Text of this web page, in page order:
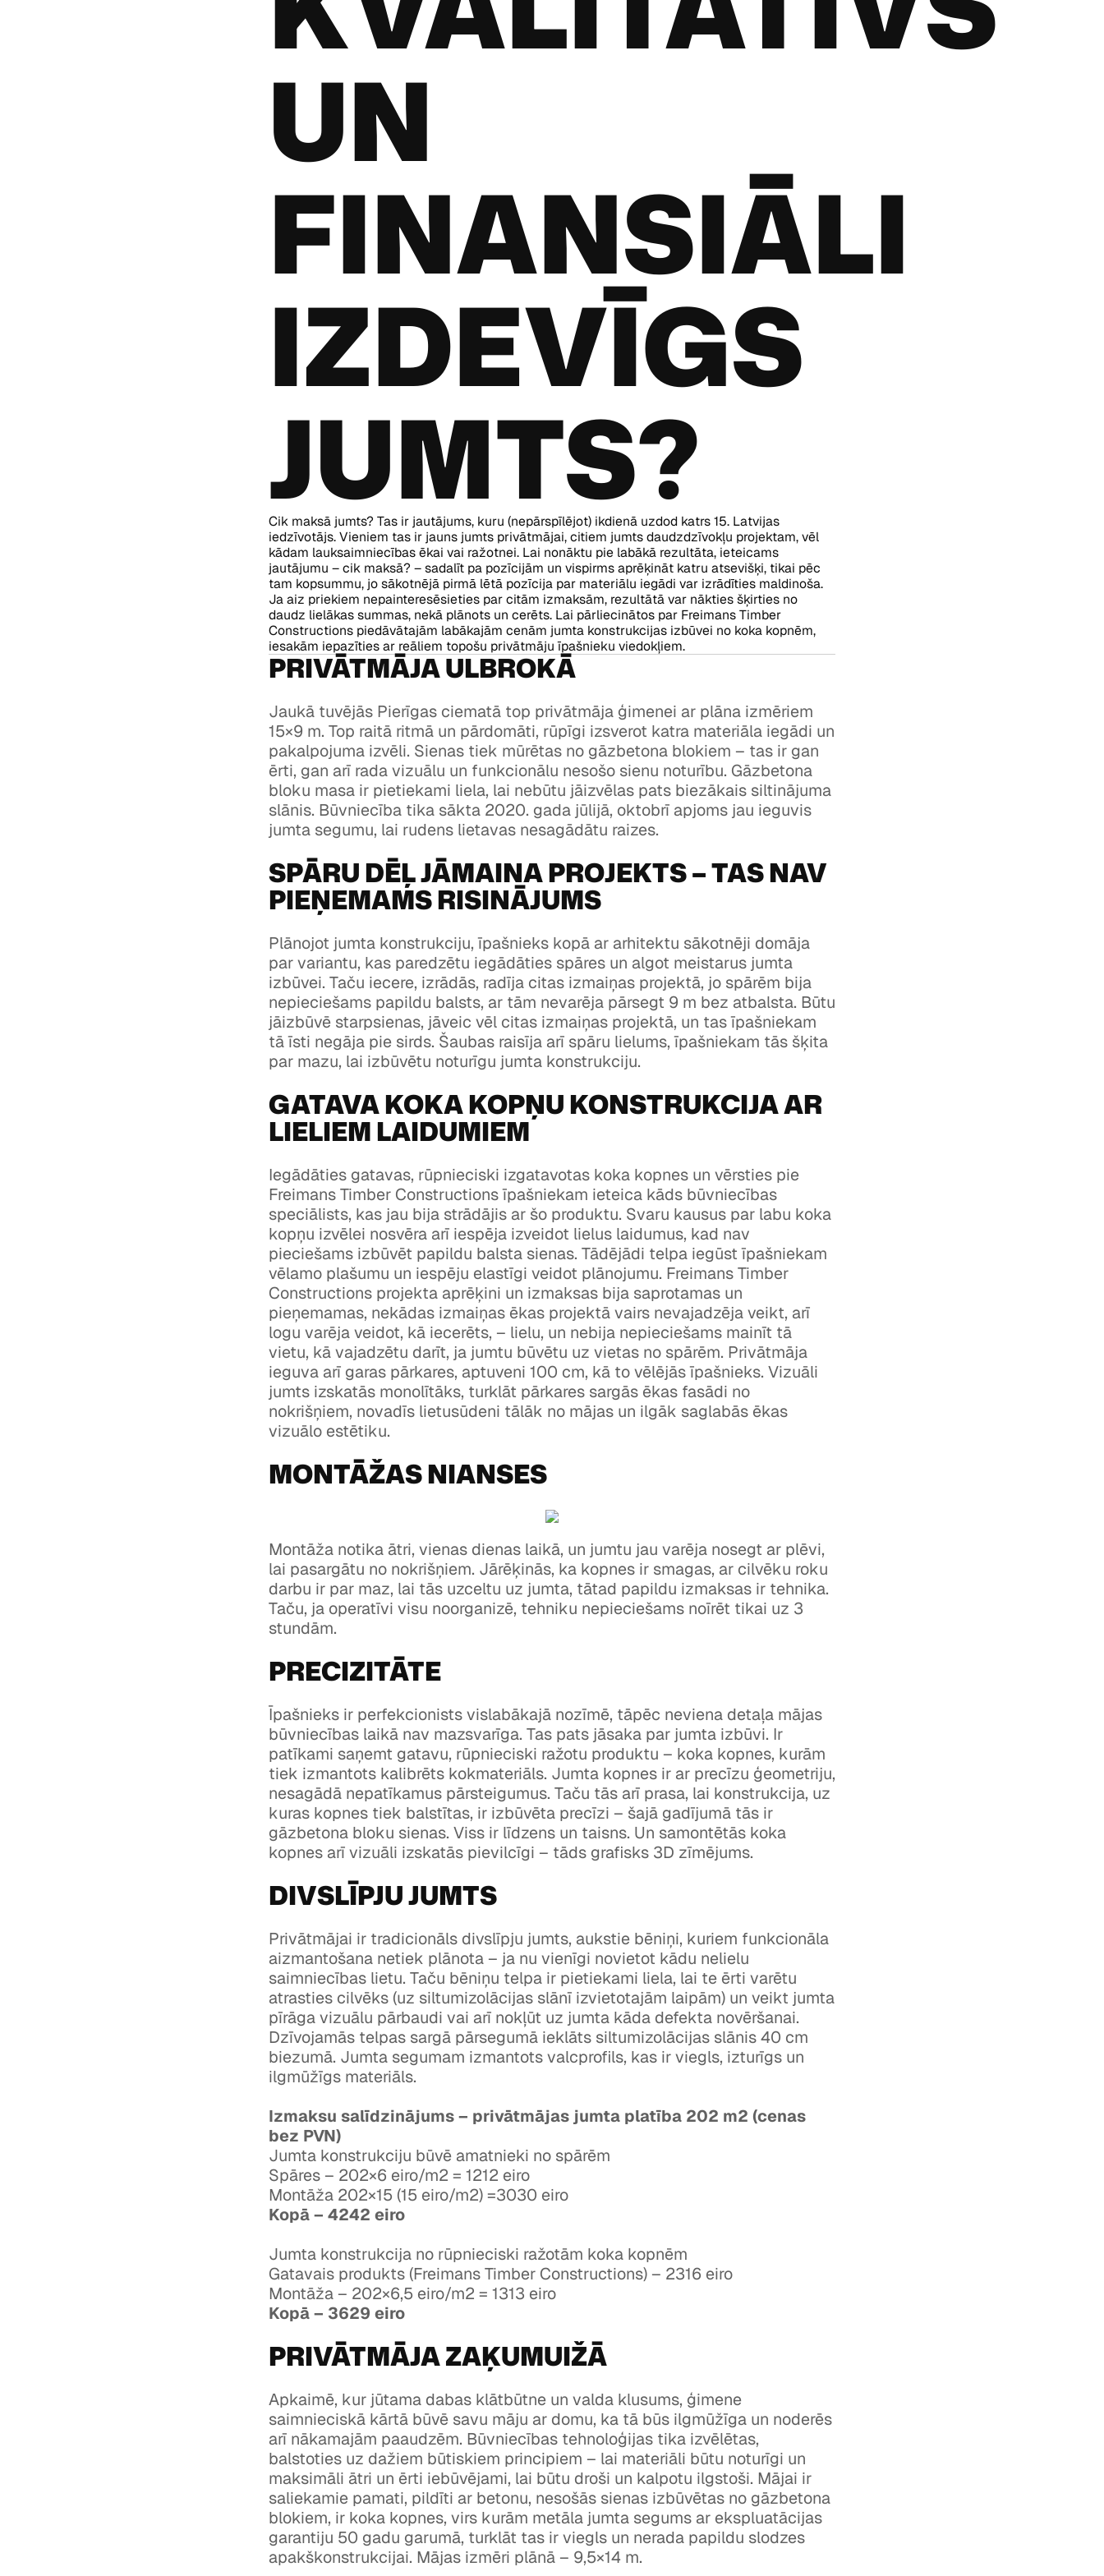
UN
FINANSIĀLI
IZDEVĪGS
JUMTS?
Cik maksā jumts? Tas ir jautājums, kuru (nepārspīlējot) ikdienā uzdod katrs 15. Latvijas
iedzīvotājs. Vieniem tas ir jauns jumts privātmājai, citiem jumts daudzdzīvokļu projektam, vēl
kādam lauksaimniecības ēkai vai ražotnei. Lai nonāktu pie labākā rezultāta, ieteicams
jautājumu – cik maksā? – sadalīt pa pozīcijām un vispirms aprēķināt katru atsevišķi, tikai pēc
tam kopsummu, jo sākotnējā pirmā lētā pozīcija par materiālu iegādi var izrādīties maldinoša.
Ja aiz priekiem nepainteresēsieties par citām izmaksām, rezultātā var nākties šķirties no
daudz lielākas summas, nekā plānots un cerēts. Lai pārliecinātos par Freimans Timber
Constructions piedāvātajām labākajām cenām jumta konstrukcijas izbūvei no koka kopnēm,
iesakām iepazīties ar reāliem topošu privātmāju īpašnieku viedokļiem.
PRIVĀTMĀJA ULBROKĀ
Jaukā tuvējās Pierīgas ciematā top privātmāja ģimenei ar plāna izmēriem
15×9 m. Top raitā ritmā un pārdomāti, rūpīgi izsverot katra materiāla iegādi un
pakalpojuma izvēli. Sienas tiek mūrētas no gāzbetona blokiem – tas ir gan
ērti, gan arī rada vizuālu un funkcionālu nesošo sienu noturību. Gāzbetona
bloku masa ir pietiekami liela, lai nebūtu jāizvēlas pats biezākais siltinājuma
slānis. Būvniecība tika sākta 2020. gada jūlijā, oktobrī apjoms jau ieguvis
jumta segumu, lai rudens lietavas nesagādātu raizes.
SPĀRU DĒĻ JĀMAINA PROJEKTS – TAS NAV
PIEŅEMAMS RISINĀJUMS
Plānojot jumta konstrukciju, īpašnieks kopā ar arhitektu sākotnēji domāja
par variantu, kas paredzētu iegādāties spāres un algot meistarus jumta
izbūvei. Taču iecere, izrādās, radīja citas izmaiņas projektā, jo spārēm bija
nepieciešams papildu balsts, ar tām nevarēja pārsegt 9 m bez atbalsta. Būtu
jāizbūvē starpsienas, jāveic vēl citas izmaiņas projektā, un tas īpašniekam
tā īsti negāja pie sirds. Šaubas raisīja arī spāru lielums, īpašniekam tās šķita
par mazu, lai izbūvētu noturīgu jumta konstrukciju.
GATAVA KOKA KOPŅU KONSTRUKCIJA AR
LIELIEM LAIDUMIEM
Iegādāties gatavas, rūpnieciski izgatavotas koka kopnes un vērsties pie
Freimans Timber Constructions īpašniekam ieteica kāds būvniecības
speciālists, kas jau bija strādājis ar šo produktu. Svaru kausus par labu koka
kopņu izvēlei nosvēra arī iespēja izveidot lielus laidumus, kad nav
pieciešams izbūvēt papildu balsta sienas. Tādējādi telpa iegūst īpašniekam
vēlamo plašumu un iespēju elastīgi veidot plānojumu. Freimans Timber
Constructions projekta aprēķini un izmaksas bija saprotamas un
pieņemamas, nekādas izmaiņas ēkas projektā vairs nevajadzēja veikt, arī
logu varēja veidot, kā iecerēts, – lielu, un nebija nepieciešams mainīt tā
vietu, kā vajadzētu darīt, ja jumtu būvētu uz vietas no spārēm. Privātmāja
ieguva arī garas pārkares, aptuveni 100 cm, kā to vēlējās īpašnieks. Vizuāli
jumts izskatās monolītāks, turklāt pārkares sargās ēkas fasādi no
nokrišņiem, novadīs lietusūdeni tālāk no mājas un ilgāk saglabās ēkas
vizuālo estētiku.
MONTĀŽAS NIANSES
Montāža notika ātri, vienas dienas laikā, un jumtu jau varēja nosegt ar plēvi,
lai pasargātu no nokrišņiem. Jārēķinās, ka kopnes ir smagas, ar cilvēku roku
darbu ir par maz, lai tās uzceltu uz jumta, tātad papildu izmaksas ir tehnika.
Taču, ja operatīvi visu noorganizē, tehniku nepieciešams noīrēt tikai uz 3
stundām.
PRECIZITĀTE
Īpašnieks ir perfekcionists vislabākajā nozīmē, tāpēc neviena detaļa mājas
būvniecības laikā nav mazsvarīga. Tas pats jāsaka par jumta izbūvi. Ir
patīkami saņemt gatavu, rūpnieciski ražotu produktu – koka kopnes, kurām
tiek izmantots kalibrēts kokmateriāls. Jumta kopnes ir ar precīzu ģeometriju,
nesagādā nepatīkamus pārsteigumus. Taču tās arī prasa, lai konstrukcija, uz
kuras kopnes tiek balstītas, ir izbūvēta precīzi – šajā gadījumā tās ir
gāzbetona bloku sienas. Viss ir līdzens un taisns. Un samontētās koka
kopnes arī vizuāli izskatās pievilcīgi – tāds grafisks 3D zīmējums.
DIVSLĪPJU JUMTS
Privātmājai ir tradicionāls divslīpju jumts, aukstie bēniņi, kuriem funkcionāla
aizmantošana netiek plānota – ja nu vienīgi novietot kādu nelielu
saimniecības lietu. Taču bēniņu telpa ir pietiekami liela, lai te ērti varētu
atrasties cilvēks (uz siltumizolācijas slānī izvietotajām laipām) un veikt jumta
pīrāga vizuālu pārbaudi vai arī nokļūt uz jumta kāda defekta novēršanai.
Dzīvojamās telpas sargā pārsegumā ieklāts siltumizolācijas slānis 40 cm
biezumā. Jumta segumam izmantots valcprofils, kas ir viegls, izturīgs un
ilgmūžīgs materiāls.
Izmaksu salīdzinājums – privātmājas jumta platība 202 m2 (cenas
bez PVN)
Jumta konstrukciju būvē amatnieki no spārēm
Spāres – 202×6 eiro/m2 = 1212 eiro
Montāža 202×15 (15 eiro/m2) =3030 eiro
Kopā – 4242 eiro
Jumta konstrukcija no rūpnieciski ražotām koka kopnēm
Gatavais produkts (Freimans Timber Constructions) – 2316 eiro
Montāža – 202×6,5 eiro/m2 = 1313 eiro
Kopā – 3629 eiro
PRIVĀTMĀJA ZAĶUMUIŽĀ
Apkaimē, kur jūtama dabas klātbūtne un valda klusums, ģimene
saimnieciskā kārtā būvē savu māju ar domu, ka tā būs ilgmūžīga un noderēs
arī nākamajām paaudzēm. Būvniecības tehnoloģijas tika izvēlētas,
balstoties uz dažiem būtiskiem principiem – lai materiāli būtu noturīgi un
maksimāli ātri un ērti iebūvējami, lai būtu droši un kalpotu ilgstoši. Mājai ir
saliekamie pamati, pildīti ar betonu, nesošās sienas izbūvētas no gāzbetona
blokiem, ir koka kopnes, virs kurām metāla jumta segums ar ekspluatācijas
garantiju 50 gadu garumā, turklāt tas ir viegls un nerada papildu slodzes
apakškonstrukcijai. Mājas izmēri plānā – 9,5×14 m.